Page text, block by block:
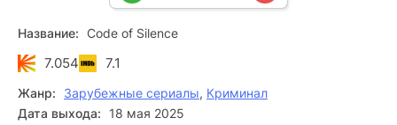
Название: Code of Silence
7.054 7.1
Жанр: Зарубежные сериалы, Криминал
Дата выхода:
18 мая 2025